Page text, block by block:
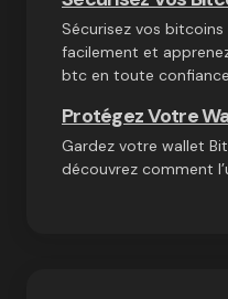
Sécurisez vos
facilement et
btc en toute
Protégez Votre
Gardez votre wallet
découvrez comment